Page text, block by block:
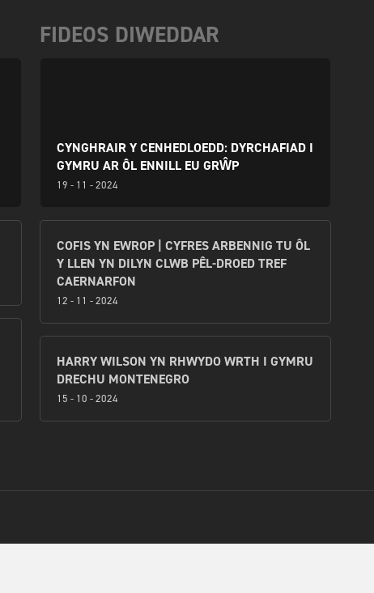
FIDEOS DIWEDDAR
CYNGHRAIR Y CENHEDLOEDD: DYRCHAFIAD I
GYMRU AR ÔL ENNILL EU GRŴP
19 - 11 - 2024
COFIS YN EWROP | CYFRES ARBENNIG TU ÔL
Y LLEN YN DILYN CLWB PÊL-DROED TREF
CAERNARFON
12 - 11 - 2024
HARRY WILSON YN RHWYDO WRTH I GYMRU
DRECHU MONTENEGRO
15 - 10 - 2024